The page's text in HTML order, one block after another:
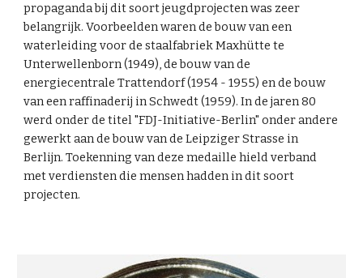
propaganda bij dit soort jeugdprojecten was zeer
belangrijk. Voorbeelden waren de bouw van een
waterleiding voor de staalfabriek Maxhütte te
Unterwellenborn (1949), de bouw van de
energiecentrale Trattendorf (1954 - 1955) en de bouw
van een raffinaderij in Schwedt (1959). In de jaren 80
werd onder de titel "FDJ-Initiative-Berlin" onder andere
gewerkt aan de bouw van de Leipziger Strasse in
Berlijn. Toekenning van deze medaille hield verband
met verdiensten die mensen hadden in dit soort
projecten.